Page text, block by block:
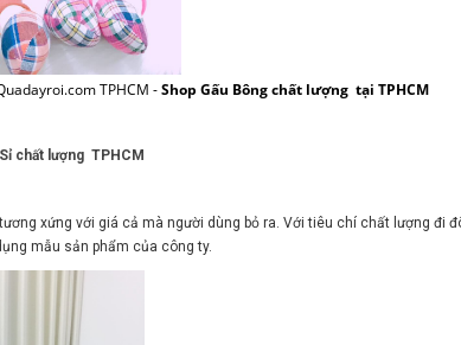
TPHCM -Shop Gấu Bông chất lượng tại TPHCM
chất lượng TPHCM
xứng với giá cả mà người dùng bỏ ra. Với tiêu chí chất lượng đi
mẫu sản phẩm của công ty.